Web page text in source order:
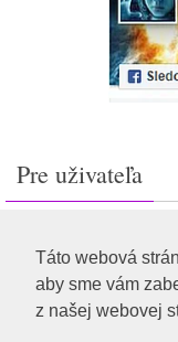
Táto webová
aby sme vám
z našej webovej
Pre uživateľa
Feed záznamov
RSS feed komentárov
WordPress.org